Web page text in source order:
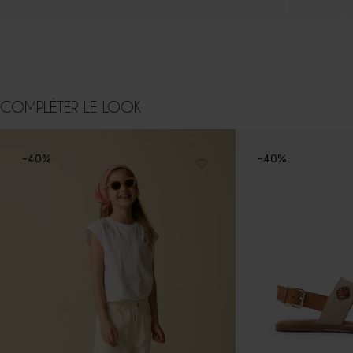
COMPLÉTER LE LOOK
-40% -40%